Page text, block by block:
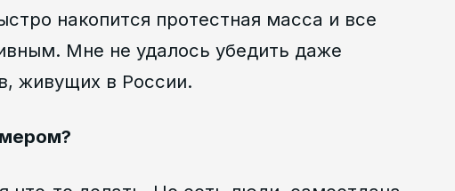
накопится протестная масса и все
Мне не удалось убедить даже
живущих в России.